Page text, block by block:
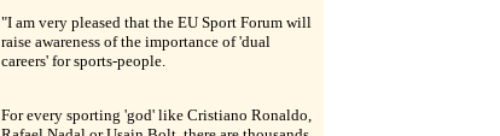
"I am very pleased that the EU Sport Forum will
raise awareness of the importance of 'dual
careers' for sports-people.
For every sporting 'god' like Cristiano Ronaldo,